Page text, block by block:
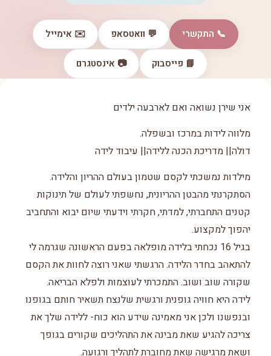
📞 התקשרי 💬 וואטסאפ ✉️ אימייל
📘 פייסבוק 📷 אינסטגרם
אני שירן נשואה ואם לארבעה ילדים
מלווה לידות במרכז ובשפלה.
דולה|| מדריכת הכנה ללידה|| עיבוד לידה
מילדות נמשכתי לקסם שטמון בעולם ההריון והלידה.
הסתקרנתי מהבטן ההריונית, נחשפתי לעולם של תינוקות
קטנים התחברתי, למדתי, חקרתי וידעתי שיום יבוא והתחביב
יהפוך למקצוע.
בגיל 16 נכחתי בלידה מופלאה בפעם הראשונה שגרמה לי
להתאהב בחדר הלידה. הרגשתי שאני רוצה לחוות את הקסם
שקורה שוב ושוב. התמכרתי לעוצמות ולפלא הבריאה.
לידה היא חוויה גופנית ורגשית שלנצח תשאיר חותם בגופנו
ובנפשנו ולכן אני מאמינה שידע הוא כוח- ללידה שלך את
צריכה להגיע שאת מבינה את התהליכים שקורים בגופך
ושאת מרגישה שאת מחוברת לתהליך ורגועה.